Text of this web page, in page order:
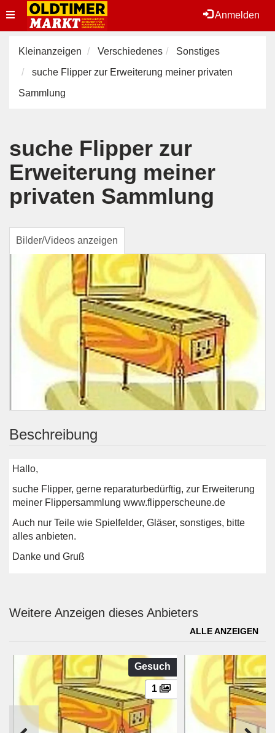
Anmelden
Toggle
navigation
Kleinanzeigen Verschiedenes
Sonstiges
suche Flipper zur Erweiterung meiner privaten
Sammlung
suche Flipper zur
Erweiterung meiner
privaten Sammlung
Bilder/Videos anzeigen
Beschreibung
Hallo,
suche Flipper, gerne reparaturbedürftig, zur Erweiterung
meiner Flippersammlung www.flipperscheune.de
Auch nur Teile wie Spielfelder, Gläser, sonstiges, bitte
alles anbieten.
Danke und Gruß
Weitere Anzeigen dieses Anbieters
ALLE ANZEIGEN
Gesuch
1